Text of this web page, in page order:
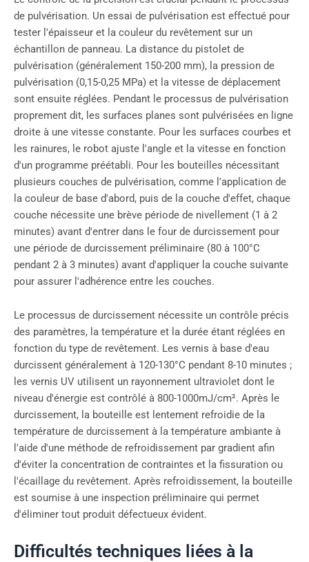
de pulvérisation. Un essai de pulvérisation est effectué pour
tester l'épaisseur et la couleur du revêtement sur un
échantillon de panneau. La distance du pistolet de
pulvérisation (généralement 150-200 mm), la pression de
pulvérisation (0,15-0,25 MPa) et la vitesse de déplacement
sont ensuite réglées. Pendant le processus de pulvérisation
proprement dit, les surfaces planes sont pulvérisées en ligne
droite à une vitesse constante. Pour les surfaces courbes et
les rainures, le robot ajuste l'angle et la vitesse en fonction
d'un programme préétabli. Pour les bouteilles nécessitant
plusieurs couches de pulvérisation, comme l'application de
la couleur de base d'abord, puis de la couche d'effet, chaque
couche nécessite une brève période de nivellement (1 à 2
minutes) avant d'entrer dans le four de durcissement pour
une période de durcissement préliminaire (80 à 100°C
pendant 2 à 3 minutes) avant d'appliquer la couche suivante
pour assurer l'adhérence entre les couches.
Le processus de durcissement nécessite un contrôle précis
des paramètres, la température et la durée étant réglées en
fonction du type de revêtement. Les vernis à base d'eau
durcissent généralement à 120-130°C pendant 8-10 minutes ;
les vernis UV utilisent un rayonnement ultraviolet dont le
niveau d'énergie est contrôlé à 800-1000mJ/cm². Après le
durcissement, la bouteille est lentement refroidie de la
température de durcissement à la température ambiante à
l'aide d'une méthode de refroidissement par gradient afin
d'éviter la concentration de contraintes et la fissuration ou
l'écaillage du revêtement. Après refroidissement, la bouteille
est soumise à une inspection préliminaire qui permet
d'éliminer tout produit défectueux évident.
Difficultés techniques liées à la